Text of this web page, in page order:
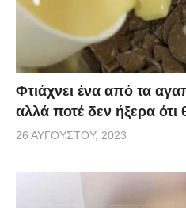
Φτιάχνει ένα από τα
αλλά ποτέ δεν ήξερα ότι
26 ΑΥΓΟΎΣΤΟΥ, 2023